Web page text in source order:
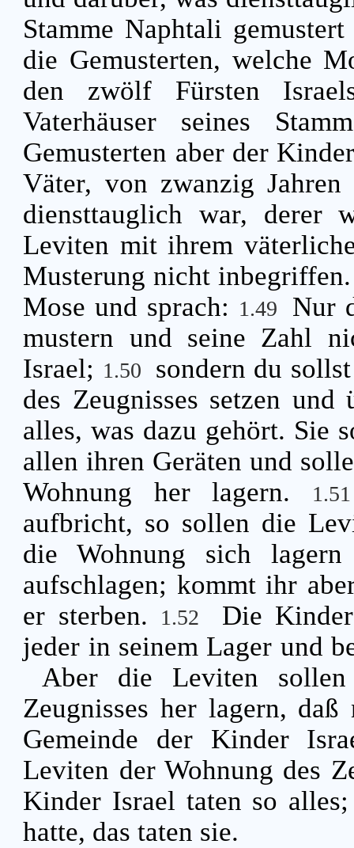
Stamme Naphtali
die Gemusterten, welche
den zwölf Fürsten
Vaterhäuser seines
Gemusterten aber der
Väter, von zwanzig
diensttauglich war, derer
Leviten mit ihrem
Musterung nicht
Mose und sprach: 1.49
Nur
mustern und seine Zahl
Israel; 1.50
sondern du
des Zeugnisses setzen
alles, was dazu gehört. Sie
allen ihren Geräten und
Wohnung her lagern.
aufbricht, so sollen die
die Wohnung sich
aufschlagen; kommt ihr
er sterben.
1.52
Die
jeder in seinem Lager und
Aber die Leviten
Zeugnisses her lagern,
Gemeinde der Kinder
Leviten der Wohnung des
Kinder Israel taten so
hatte, das taten sie.